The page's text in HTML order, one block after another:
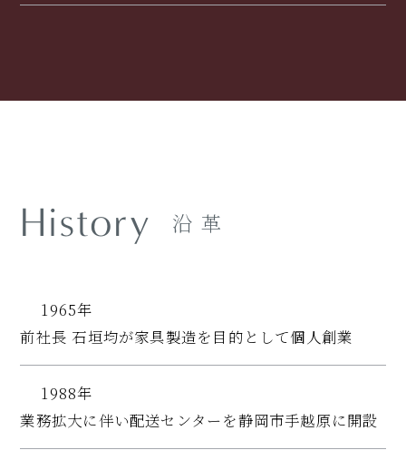
History 沿 革
1965年
前社長 石垣均が家具製造を目的として個人創業
1988年
業務拡大に伴い配送センターを静岡市手越原に開設